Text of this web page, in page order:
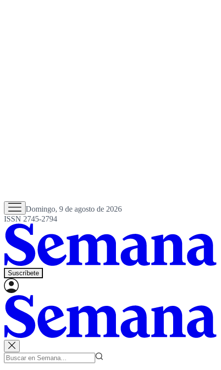
Domingo, 9 de agosto de 2026
ISSN 2745-2794
Suscríbete